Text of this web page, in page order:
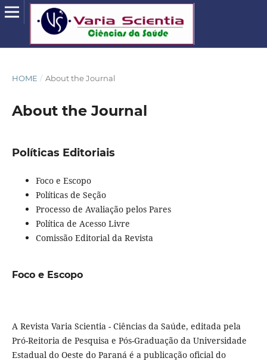
HOME / About the Journal
About the Journal
Políticas Editoriais
Foco e Escopo
Políticas de Seção
Processo de Avaliação pelos Pares
Política de Acesso Livre
Comissão Editorial da Revista
Foco e Escopo
A Revista Varia Scientia - Ciências da Saúde, editada pela
Pró-Reitoria de Pesquisa e Pós-Graduação da Universidade
Estadual do Oeste do Paraná é a publicação oficial do